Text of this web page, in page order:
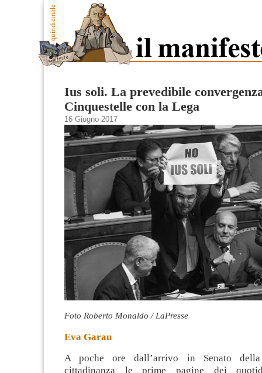
Ius soli. La prevedibile
Cinquestelle con la Lega
16 Giugno 2017
Foto Roberto Monaldo / LaPresse
Eva Garau
A poche ore dall’arrivo in Senato
cittadinanza le prime pagine dei